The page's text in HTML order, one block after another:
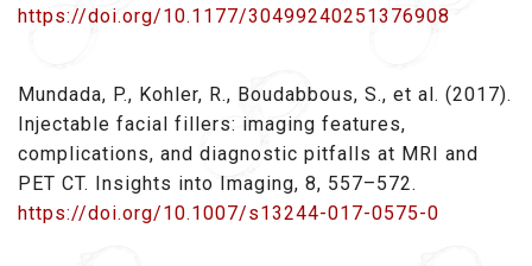
https://doi.org/10.1177/30499240251376908
Mundada, P., Kohler, R., Boudabbous, S., et al. (2017).
Injectable facial fillers: imaging features,
complications, and diagnostic pitfalls at MRI and
PET CT. Insights into Imaging, 8, 557–572.
https://doi.org/10.1007/s13244-017-0575-0